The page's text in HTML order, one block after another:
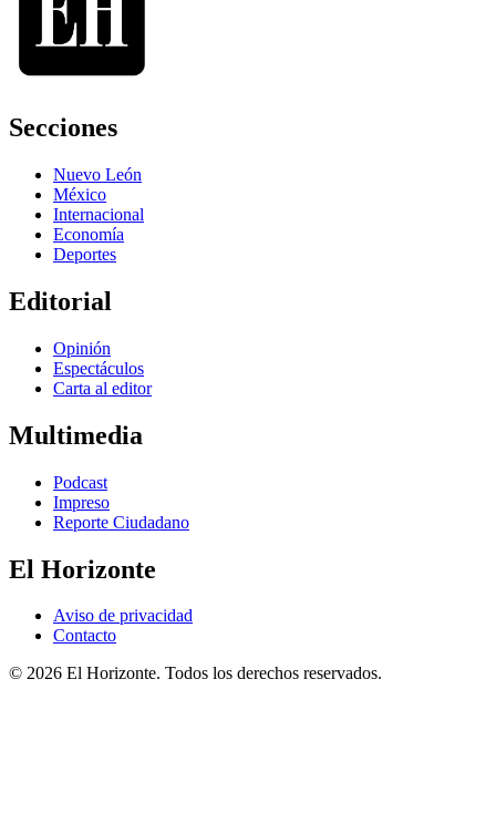
Secciones
Nuevo León
México
Internacional
Economía
Deportes
Editorial
Opinión
Espectáculos
Carta al editor
Multimedia
Podcast
Impreso
Reporte Ciudadano
El Horizonte
Aviso de privacidad
Contacto
© 2026 El Horizonte. Todos los derechos reservados.